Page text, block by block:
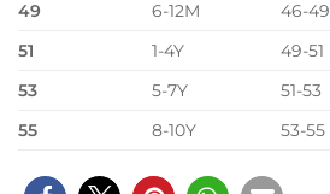
49
6-12M
46-49
51
1-4Y
49-51
53
5-7Y
51-53
55
8-10Y 53-55